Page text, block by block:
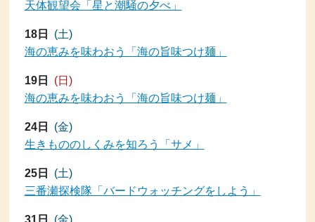
天体観望会「星と潮騒の夕べ」
18日
(土)
海の恵みを味わおう「海の旨味つけ麺」
19日
(日)
海の恵みを味わおう「海の旨味つけ麺」
24日
(金)
生きもののしくみを知ろう「サメ」
25日
(土)
三番瀬探検隊「バードウォッチングをしよう」